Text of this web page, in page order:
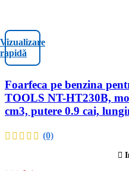
Vizualizare
rapidă
Foarfeca pe benzina
TOOLS NT-HT230B,
cm3, putere 0.9 cai,
(0)